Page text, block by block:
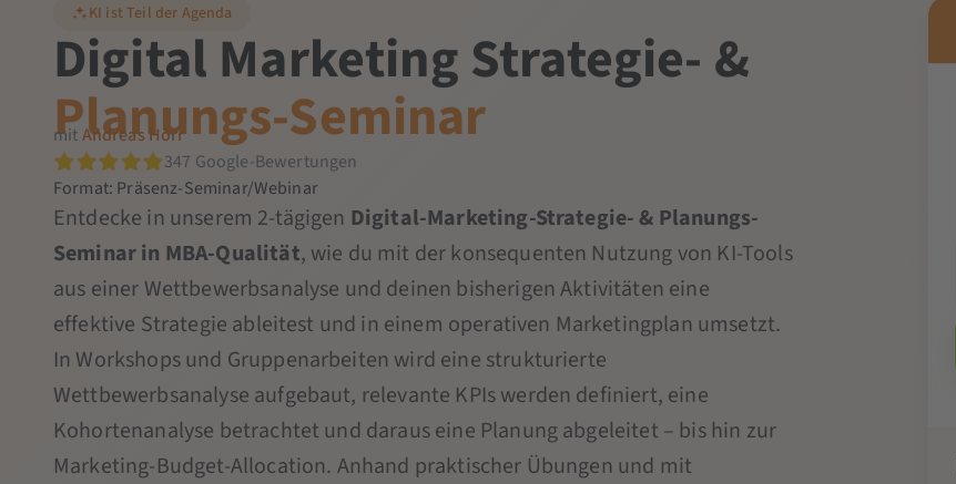
KI ist Teil der Agenda
Digital Marketing Strategie- &
Planungs-Seminar
mitAndreas Hörr
347 Google-Bewertungen
Format: Präsenz-Seminar/Webinar
Entdecke in unserem 2-tägigen Digital-Marketing-Strategie- & Planungs-
Seminar in MBA-Qualität, wie du mit der konsequenten Nutzung von KI-Tools
aus einer Wettbewerbsanalyse und deinen bisherigen Aktivitäten eine
effektive Strategie ableitest und in einem operativen Marketingplan umsetzt.
In Workshops und Gruppenarbeiten wird eine strukturierte
Wettbewerbsanalyse aufgebaut, relevante KPIs werden definiert, eine
Kohortenanalyse betrachtet und daraus eine Planung abgeleitet – bis hin zur
Marketing-Budget-Allocation. Anhand praktischer Übungen und mit